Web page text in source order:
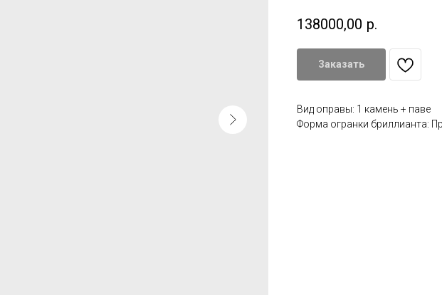
138000,00 р.
Заказать
Вид оправы: 1 камень + паве
Форма огранки бриллианта: